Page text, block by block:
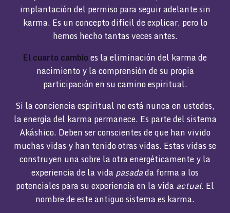
implantación del permiso para seguir adelante sin
karma. Es un concepto difícil de explicar, pero lo
hemos hecho tantas veces antes.
El cuarto cambioes la eliminación del karma de
nacimiento y la comprensión de su propia
participación en su camino espiritual.
Si la conciencia espiritual no está nunca en ustedes,
la energía del karma permanece. Es parte del sistema
Akáshico. Deben ser conscientes de que han vivido
muchas vidas y han tenido otras vidas. Estas vidas se
construyen una sobre la otra energéticamente y la
experiencia de la vida pasadada forma a los
potenciales para su experiencia en la vida actual. El
nombre de este antiguo sistema es karma.